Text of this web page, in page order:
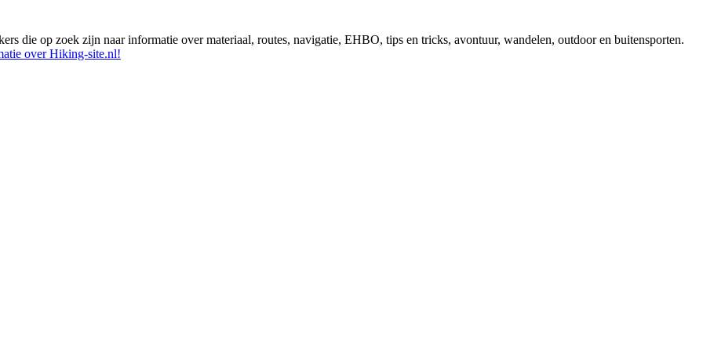
die op zoek zijn naar informatie over materiaal, routes, navigatie, EHBO, tips en tricks, avontuur, wandelen, outdoor en buitensporten.
over Hiking-site.nl!